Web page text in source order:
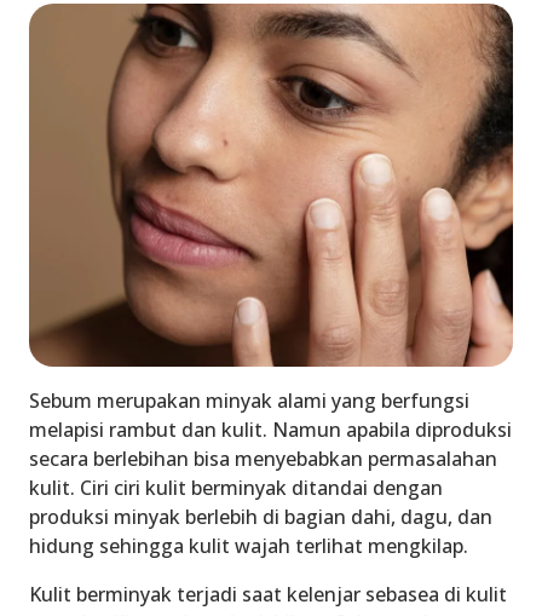
Sebum merupakan minyak alami yang berfungsi
melapisi rambut dan kulit. Namun apabila diproduksi
secara berlebihan bisa menyebabkan permasalahan
kulit. Ciri ciri kulit berminyak ditandai dengan
produksi minyak berlebih di bagian dahi, dagu, dan
hidung sehingga kulit wajah terlihat mengkilap.
Kulit berminyak terjadi saat kelenjar sebasea di kulit